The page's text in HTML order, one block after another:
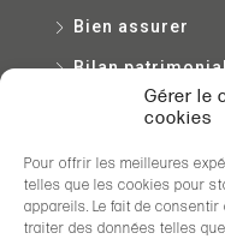
Gérer le
cookies
Pour offrir les meilleures
telles que les cookies pour
appareils. Le fait de
traiter des données telles
Bien assurer
Bilan
Bien entretenir
Contact